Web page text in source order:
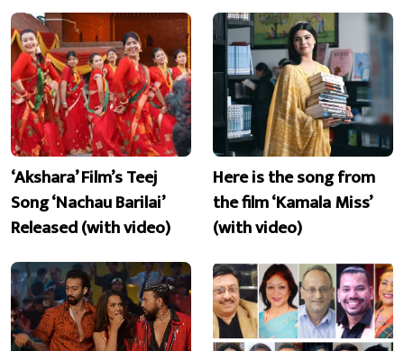
‘Akshara’ Film’s Teej
Song ‘Nachau Barilai’
Released (with video)
Here is the song from
the film ‘Kamala Miss’
(with video)